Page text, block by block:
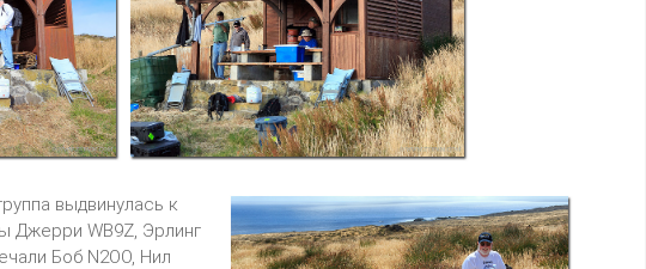
выдвинулась к
Джерри WB9Z, Эрлинг
Боб N2OO, Нил